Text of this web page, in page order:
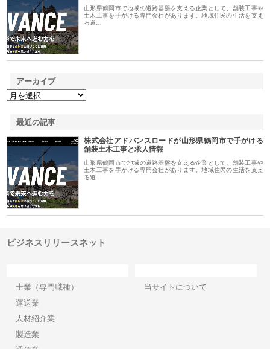
山形県鶴岡市で地域の道路基盤を支える企業として、舗装工事や
土木工事を手がける専門会社があります。地域住民の生活を支え
る道…
アーカイブ
最近の記事
株式会社アドバンスロードが山形県鶴岡市で手がける
舗装土木工事と求人情報
山形県鶴岡市で地域の道路基盤を支える企業として、舗装工事や
土木工事を手がける専門会社があります。地域住民の生活を支え
る道…
ビジネスリリースネット
士業（専門職種）
運送業
人材紹介業
製造業
当サイトについて